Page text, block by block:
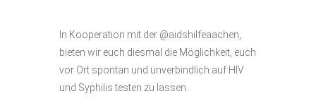
In Kooperation mit der @aidshilfeaachen,
bieten wir euch diesmal die Möglichkeit, euch
vor Ort spontan und unverbindlich auf HIV
und Syphilis testen zu lassen.